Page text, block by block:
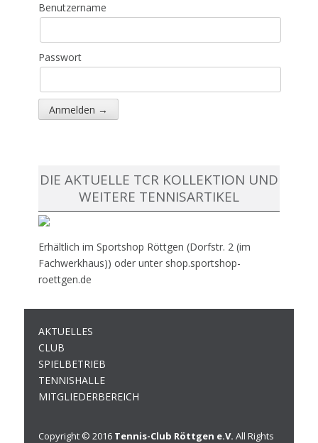
Benutzername
Passwort
DIE AKTUELLE TCR KOLLEKTION UND
WEITERE TENNISARTIKEL
Erhältlich im Sportshop Röttgen (Dorfstr. 2 (im
Fachwerkhaus)) oder unter shop.sportshop-
roettgen.de
AKTUELLES
CLUB
SPIELBETRIEB
TENNISHALLE
MITGLIEDERBEREICH
Copyright © 2016 Tennis-Club Röttgen e.V. All Rights